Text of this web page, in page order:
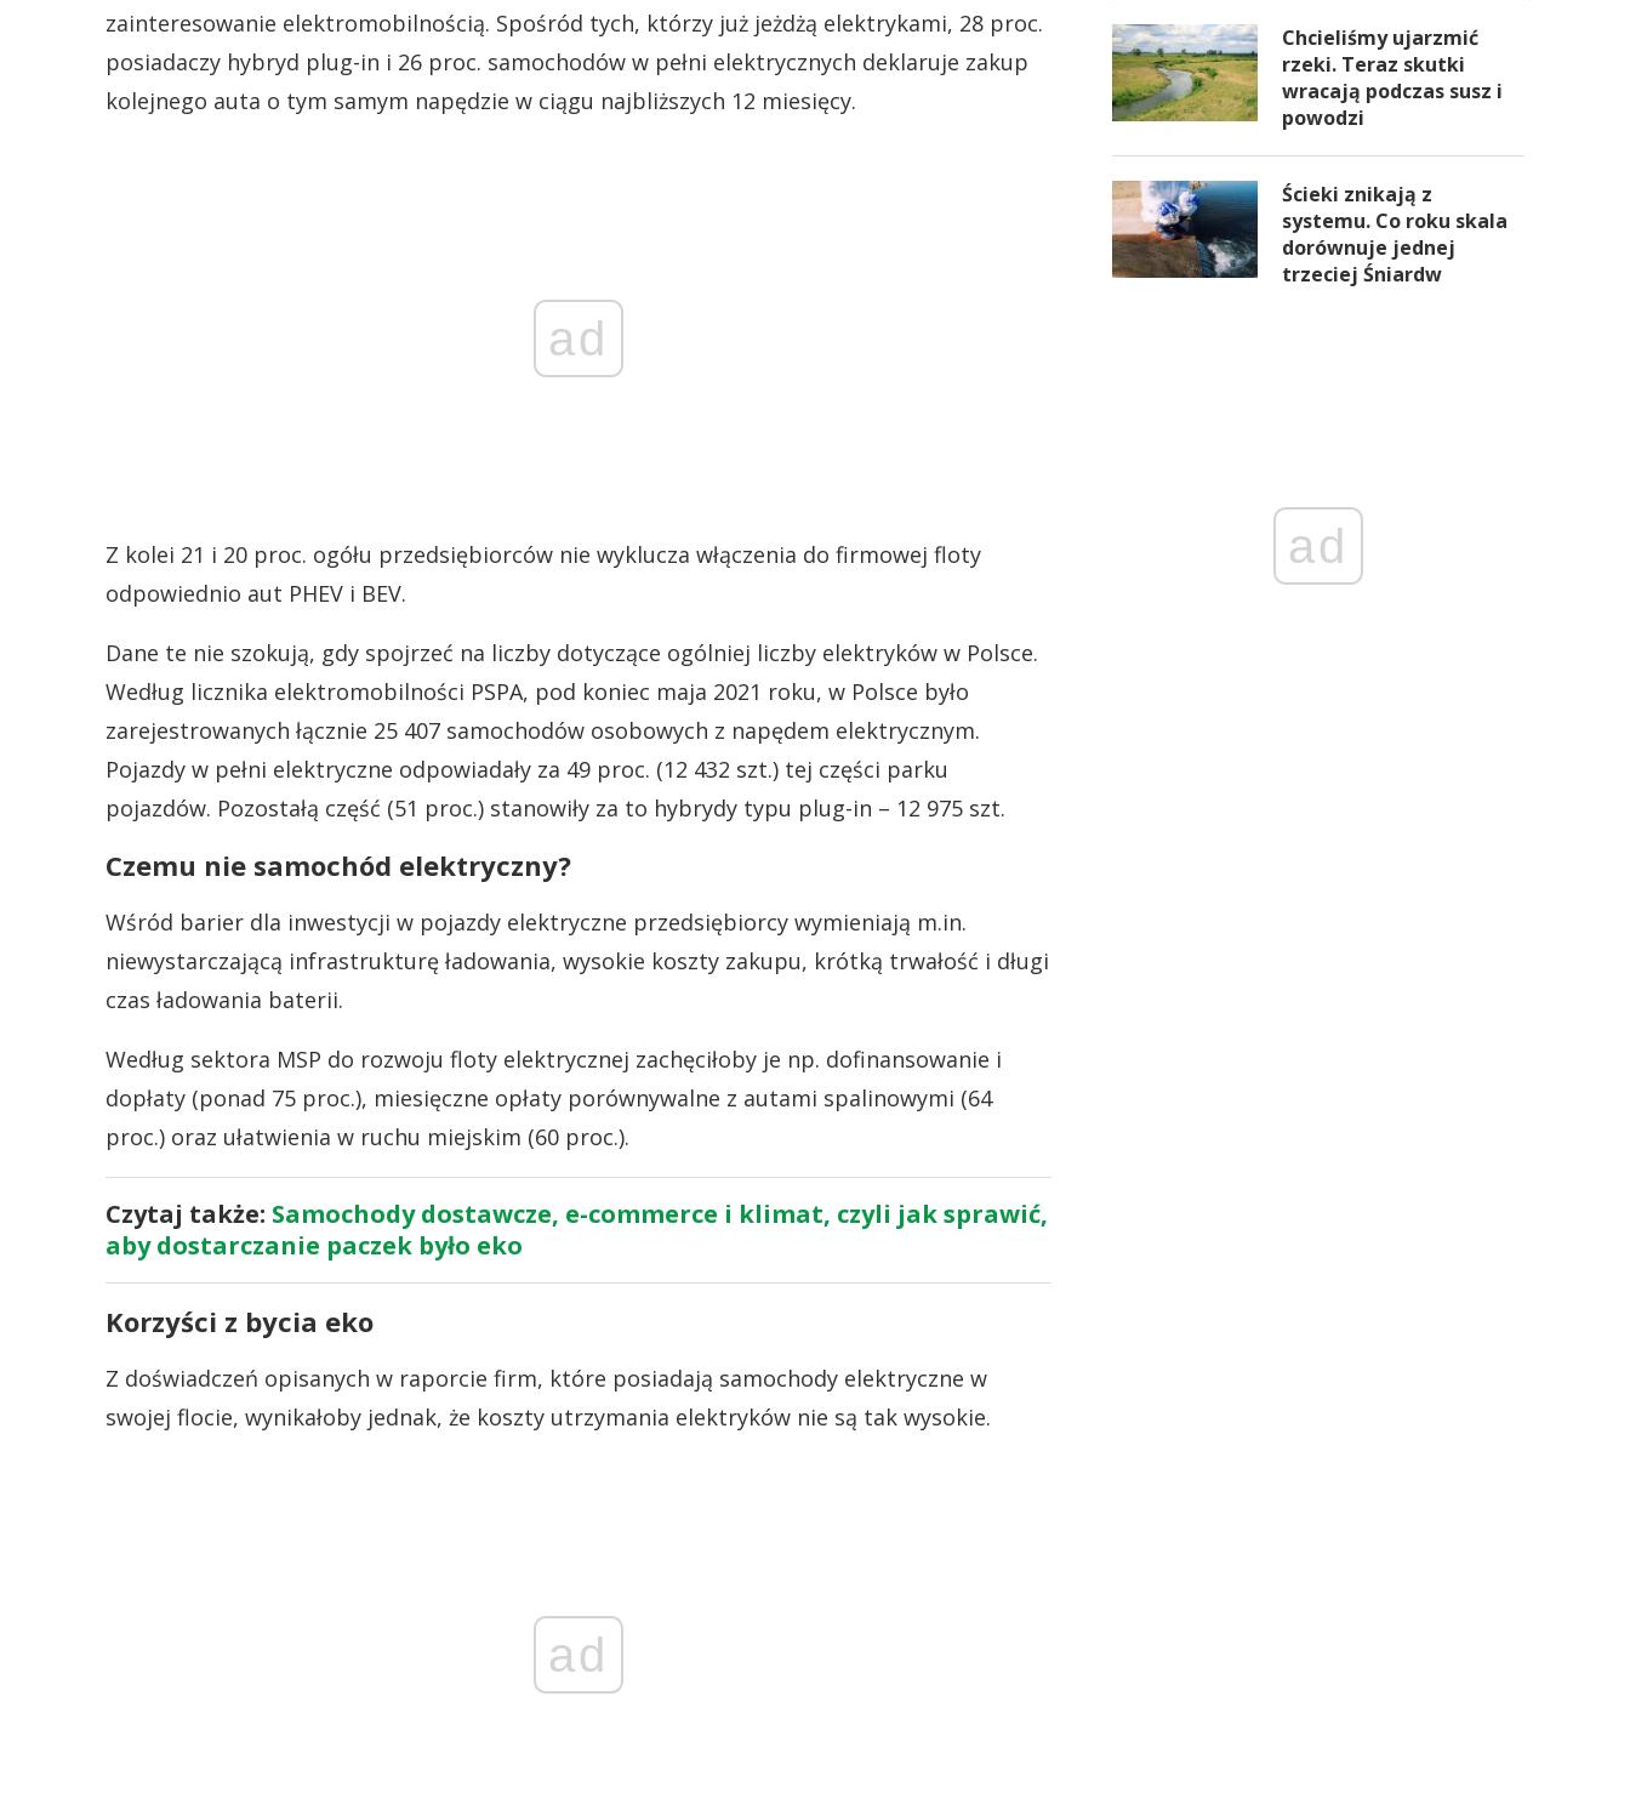
zainteresowanie elektromobilnością. Spośród tych, którzy już jeżdżą elektrykami, 28 proc.
posiadaczy hybryd plug-in i 26 proc. samochodów w pełni elektrycznych deklaruje zakup
kolejnego auta o tym samym napędzie w ciągu najbliższych 12 miesięcy.
ad
Z kolei 21 i 20 proc. ogółu przedsiębiorców nie wyklucza włączenia do firmowej floty
odpowiednio aut PHEV i BEV.
Dane te nie szokują, gdy spojrzeć na liczby dotyczące ogólniej liczby elektryków w Polsce.
Według licznika elektromobilności PSPA, pod koniec maja 2021 roku, w Polsce było
zarejestrowanych łącznie 25 407 samochodów osobowych z napędem elektrycznym.
Pojazdy w pełni elektryczne odpowiadały za 49 proc. (12 432 szt.) tej części parku
pojazdów. Pozostałą część (51 proc.) stanowiły za to hybrydy typu plug-in – 12 975 szt.
Czemu nie samochód elektryczny?
Wśród barier dla inwestycji w pojazdy elektryczne przedsiębiorcy wymieniają m.in.
niewystarczającą infrastrukturę ładowania, wysokie koszty zakupu, krótką trwałość i długi
czas ładowania baterii.
Według sektora MSP do rozwoju floty elektrycznej zachęciłoby je np. dofinansowanie i
dopłaty (ponad 75 proc.), miesięczne opłaty porównywalne z autami spalinowymi (64
proc.) oraz ułatwienia w ruchu miejskim (60 proc.).
Czytaj także: Samochody dostawcze, e-commerce i klimat, czyli jak sprawić,
aby dostarczanie paczek było eko
Korzyści z bycia eko
Z doświadczeń opisanych w raporcie firm, które posiadają samochody elektryczne w
swojej flocie, wynikałoby jednak, że koszty utrzymania elektryków nie są tak wysokie.
ad
Chcieliśmy ujarzmić
rzeki. Teraz skutki
wracają podczas susz i
powodzi
Ścieki znikają z
systemu. Co roku skala
dorównuje jednej
trzeciej Śniardw
ad